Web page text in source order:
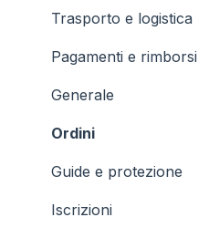
Trasporto e logistica
Pagamenti e rimborsi
Generale
Ordini
Guide e protezione
Iscrizioni